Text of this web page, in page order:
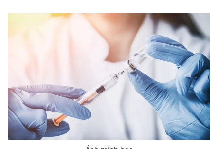
Tin tức
Truyền hình
Phim VTV
Hậu trường
Nhân vật
Giải trí
Điện ảnh
Đời sống